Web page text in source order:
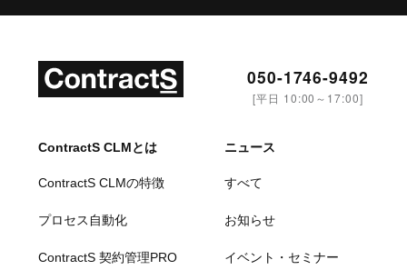
050-1746-9492
[平日 10:00～17:00]
ContractS CLMとは
ContractS CLMの特徴
プロセス自動化
ContractS 契約管理PRO
ニュース
すべて
お知らせ
イベント・セミナー